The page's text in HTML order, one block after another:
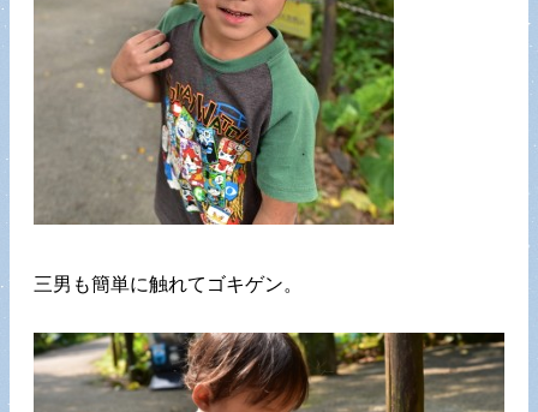
三男も簡単に触れてゴキゲン。